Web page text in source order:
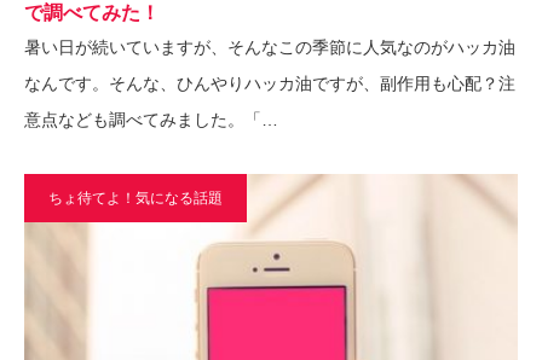
で調べてみた！
暑い日が続いていますが、そんなこの季節に人気なのがハッカ油
なんです。そんな、ひんやりハッカ油ですが、副作用も心配？注
意点なども調べてみました。「…
ちょ待てよ！気になる話題